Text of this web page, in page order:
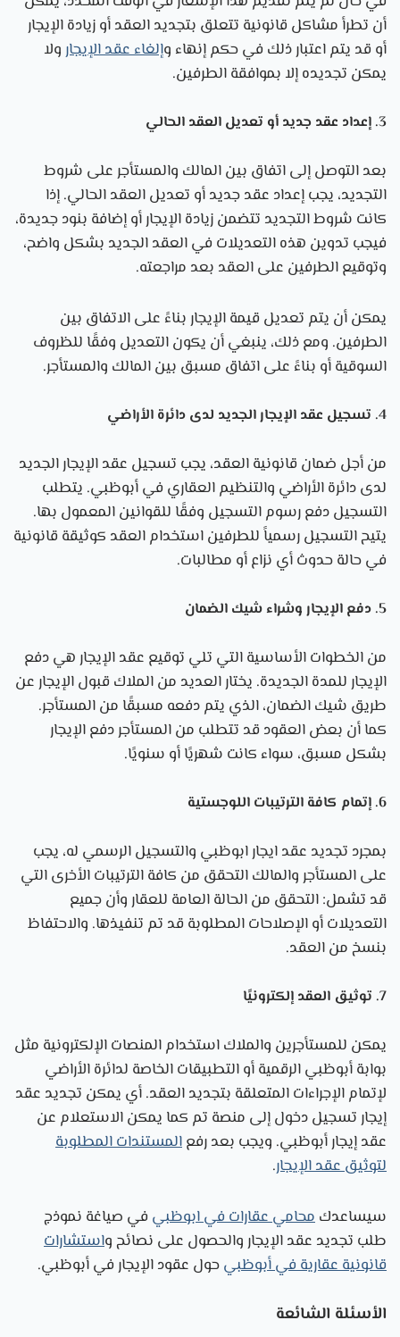
أن تطرأ مشاكل قانونية تتعلق بتجديد العقد أو زيادة الإيجار
أو قد يتم اعتبار ذلك في حكم إنهاء وإلغاء عقد الإيجار ولا
يمكن تجديده إلا بموافقة الطرفين.
3. إعداد عقد جديد أو تعديل العقد الحالي
بعد التوصل إلى اتفاق بين المالك والمستأجر على شروط
التجديد، يجب إعداد عقد جديد أو تعديل العقد الحالي. إذا
كانت شروط التجديد تتضمن زيادة الإيجار أو إضافة بنود جديدة،
فيجب تدوين هذه التعديلات في العقد الجديد بشكل واضح،
وتوقيع الطرفين على العقد بعد مراجعته.
يمكن أن يتم تعديل قيمة الإيجار بناءً على الاتفاق بين
الطرفين. ومع ذلك، ينبغي أن يكون التعديل وفقًا للظروف
السوقية أو بناءً على اتفاق مسبق بين المالك والمستأجر.
4. تسجيل عقد الإيجار الجديد لدى دائرة الأراضي
من أجل ضمان قانونية العقد، يجب تسجيل عقد الإيجار الجديد
لدى دائرة الأراضي والتنظيم العقاري في أبوظبي. يتطلب
التسجيل دفع رسوم التسجيل وفقًا للقوانين المعمول بها.
يتيح التسجيل رسمياً للطرفين استخدام العقد كوثيقة قانونية
في حالة حدوث أي نزاع أو مطالبات.
5. دفع الإيجار وشراء شيك الضمان
من الخطوات الأساسية التي تلي توقيع عقد الإيجار هي دفع
الإيجار للمدة الجديدة. يختار العديد من الملاك قبول الإيجار عن
طريق شيك الضمان، الذي يتم دفعه مسبقًا من المستأجر.
كما أن بعض العقود قد تتطلب من المستأجر دفع الإيجار
بشكل مسبق، سواء كانت شهريًا أو سنويًا.
6. إتمام كافة الترتيبات اللوجستية
بمجرد تجديد عقد ايجار ابوظبي والتسجيل الرسمي له، يجب
على المستأجر والمالك التحقق من كافة الترتيبات الأخرى التي
قد تشمل: التحقق من الحالة العامة للعقار وأن جميع
التعديلات أو الإصلاحات المطلوبة قد تم تنفيذها. والاحتفاظ
بنسخ من العقد.
7. توثيق العقد إلكترونيًا
يمكن للمستأجرين والملاك استخدام المنصات الإلكترونية مثل
بوابة أبوظبي الرقمية أو التطبيقات الخاصة لدائرة الأراضي
لإتمام الإجراءات المتعلقة بتجديد العقد. أي يمكن تجديد عقد
إيجار تسجيل دخول إلى منصة تم كما يمكن الاستعلام عن
عقد إيجار أبوظبي. ويجب بعد رفعالمستندات المطلوبة
لتوثيق عقد الإيجار.
سيساعدكمحامي عقارات في ابوظبي في صياغة نموذج
طلب تجديد عقد الإيجار والحصول على نصائح واستشارات
قانونية عقارية في أبوظبيحول عقود الإيجار في أبوظبي.
الأسئلة الشائعة